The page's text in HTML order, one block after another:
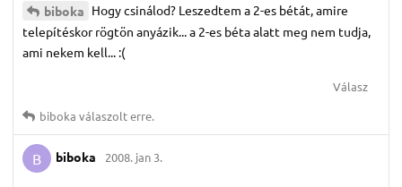
biboka Hogy csinálod? Leszedtem a 2-es bétát, amire
telepítéskor rögtön anyázik... a 2-es béta alatt meg nem tudja,
ami nekem kell... :(
Válasz
biboka válaszolt erre.
B biboka 2008. jan 3.